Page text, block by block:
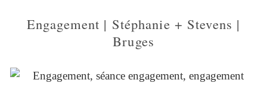
Engagement | Stéphanie + Stevens |
Bruges